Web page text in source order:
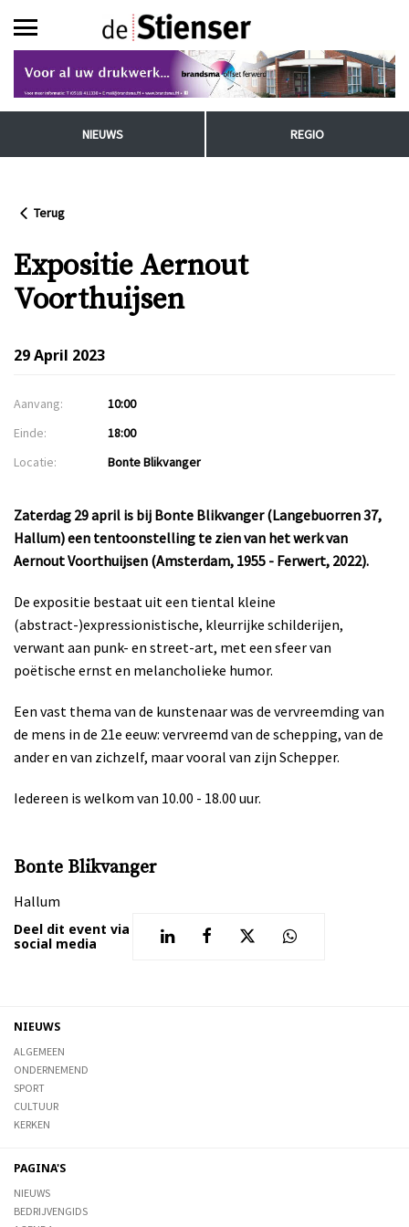
NIEUWS REGIO
Terug
Expositie Aernout
Voorthuijsen
29 April 2023
Aanvang:
10:00
Einde:
18:00
Locatie:
Bonte Blikvanger
Zaterdag 29 april is bij Bonte Blikvanger (Langebuorren 37,
Hallum) een tentoonstelling te zien van het werk van
Aernout Voorthuijsen (Amsterdam, 1955 - Ferwert, 2022).
De expositie bestaat uit een tiental kleine
(abstract-)expressionistische, kleurrijke schilderijen,
verwant aan punk- en street-art, met een sfeer van
poëtische ernst en melancholieke humor.
Een vast thema van de kunstenaar was de vervreemding van
de mens in de 21e eeuw: vervreemd van de schepping, van de
ander en van zichzelf, maar vooral van zijn Schepper.
Iedereen is welkom van 10.00 - 18.00 uur.
Bonte Blikvanger
Hallum
Deel dit event via
social media
NIEUWS
ALGEMEEN
ONDERNEMEND
SPORT
CULTUUR
KERKEN
PAGINA'S
NIEUWS
BEDRIJVENGIDS